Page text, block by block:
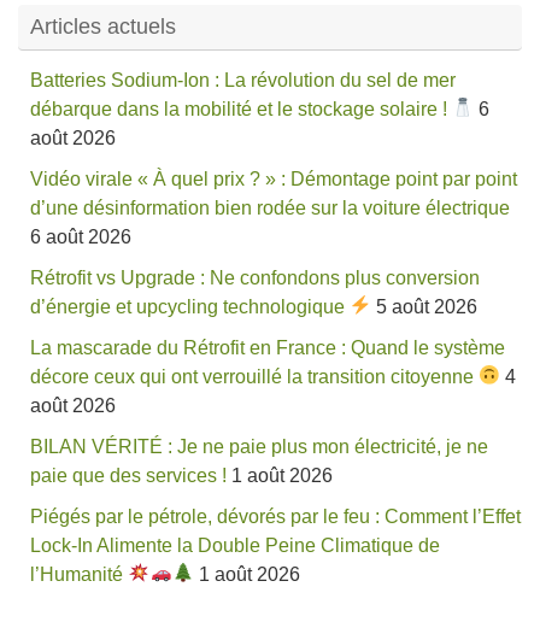
Articles actuels
Batteries Sodium-Ion : La révolution du sel de mer
débarque dans la mobilité et le stockage solaire !
6
août 2026
Vidéo virale « À quel prix ? » : Démontage point par point
d’une désinformation bien rodée sur la voiture électrique
6 août 2026
Rétrofit vs Upgrade : Ne confondons plus conversion
d’énergie et upcycling technologique
5 août 2026
La mascarade du Rétrofit en France : Quand le système
décore ceux qui ont verrouillé la transition citoyenne
4
août 2026
BILAN VÉRITÉ : Je ne paie plus mon électricité, je ne
paie que des services ! 1 août 2026
Piégés par le pétrole, dévorés par le feu : Comment l’Effet
Lock-In Alimente la Double Peine Climatique de
l’Humanité
1 août 2026